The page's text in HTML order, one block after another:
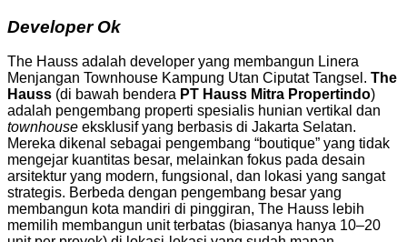
Developer Ok
The Hauss adalah developer yang membangun Linera
Menjangan Townhouse Kampung Utan Ciputat Tangsel. The
Hauss (di bawah bendera PT Hauss Mitra Propertindo)
adalah pengembang properti spesialis hunian vertikal dan
townhouse eksklusif yang berbasis di Jakarta Selatan.
Mereka dikenal sebagai pengembang “boutique” yang tidak
mengejar kuantitas besar, melainkan fokus pada desain
arsitektur yang modern, fungsional, dan lokasi yang sangat
strategis. Berbeda dengan pengembang besar yang
membangun kota mandiri di pinggiran, The Hauss lebih
memilih membangun unit terbatas (biasanya hanya 10–20